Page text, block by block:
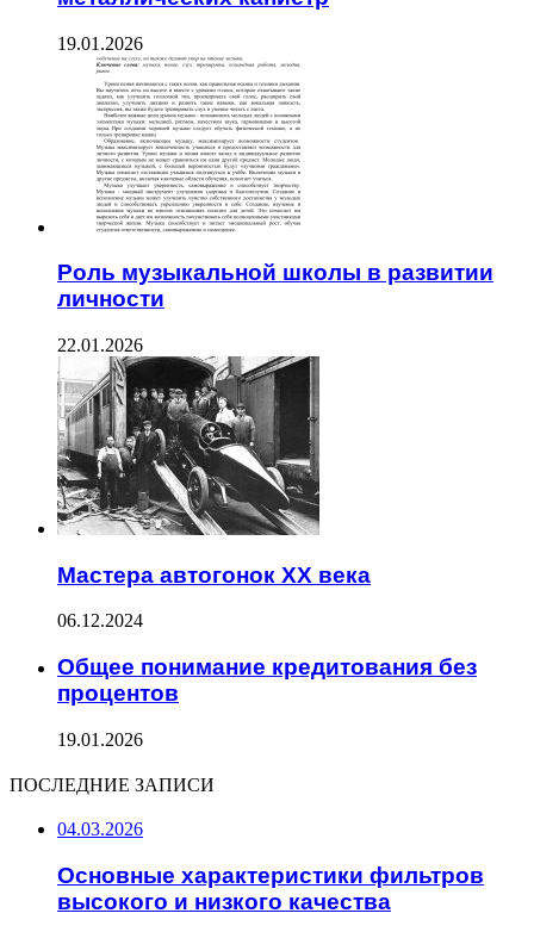
19.01.2026
Роль музыкальной школы в развитии
личности
22.01.2026
Мастера автогонок XX века
06.12.2024
Общее понимание кредитования без
процентов
19.01.2026
ПОСЛЕДНИЕ ЗАПИСИ
04.03.2026
Основные характеристики фильтров
высокого и низкого качества